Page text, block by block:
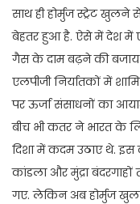
साथ ही होर्मुज स्ट्रेट
बेहतर हुआ है. ऐसे में देश में
गैस के दाम बढ़ने की
एलपीजी निर्यातकों में
पर ऊर्जा संसाधनों का
बीच भी कतर ने भारत के
दिशा में कदम उठाए थे. इस
कांडला और मुंद्रा
गए. लेकिन अब होर्मुज